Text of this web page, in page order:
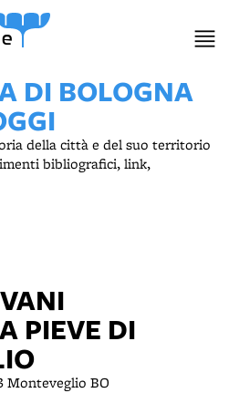
DI BOLOGNA
della città e del suo territorio
bibliografici, link,
PIEVE DI
Monteveglio BO